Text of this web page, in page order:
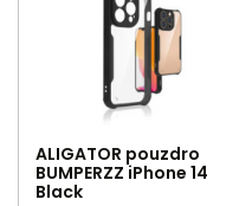
ALIGATOR pouzdro
BUMPERZZ iPhone 14
Black